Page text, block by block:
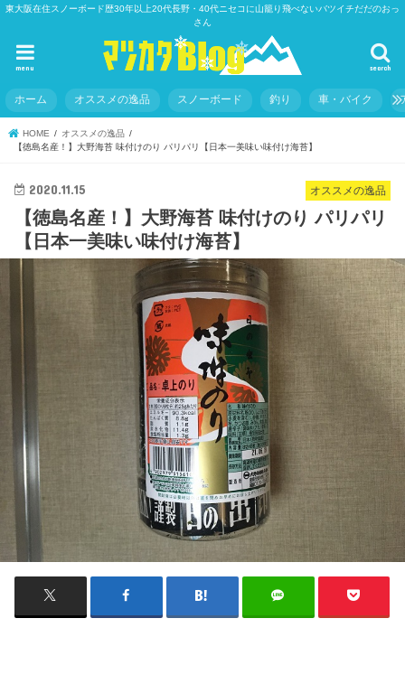
東大阪在住スノーボード歴30年以上20代長野・40代ニセコに山籠り飛べないバツイチだだのおっ
さん
search
menu
ホーム オススメの逸品 スノーボード 釣り 車・バイク
HOME
オススメの逸品
【徳島名産！】大野海苔 味付けのり パリパリ【日本一美味い味付け海苔】
オススメの逸品
2020.11.15
【徳島名産！】大野海苔 味付けのり パリパリ
【日本一美味い味付け海苔】